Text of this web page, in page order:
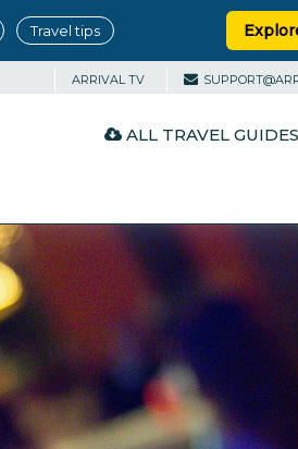
Travel tips
ARRIVAL TV
ALL TRAVEL GUIDES